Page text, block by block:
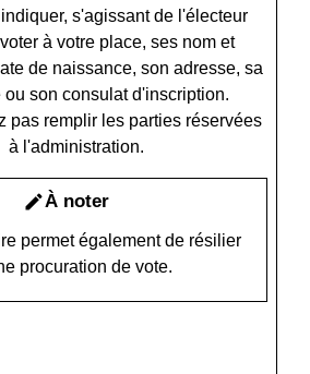
s'agissant de l'électeur
à votre place, ses nom et
de naissance, son adresse, sa
ou son consulat d'inscription.
pas remplir les parties réservées
à l'administration.
editÀ noter
permet également de résilier
procuration de vote.